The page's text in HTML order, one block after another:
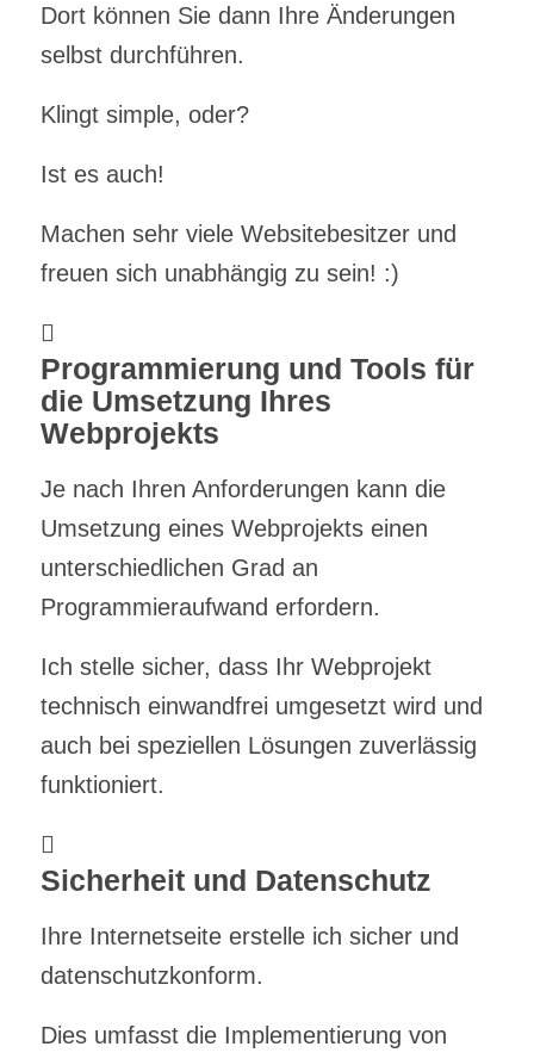
Dort können Sie dann Ihre Änderungen
selbst durchführen.
Klingt simple, oder?
Ist es auch!
Machen sehr viele Websitebesitzer und
freuen sich unabhängig zu sein! :)
Programmierung und Tools für
die Umsetzung Ihres
Webprojekts
Je nach Ihren Anforderungen kann die
Umsetzung eines Webprojekts einen
unterschiedlichen Grad an
Programmieraufwand erfordern.
Ich stelle sicher, dass Ihr Webprojekt
technisch einwandfrei umgesetzt wird und
auch bei speziellen Lösungen zuverlässig
funktioniert.
Sicherheit und Datenschutz
Ihre Internetseite erstelle ich sicher und
datenschutzkonform.
Dies umfasst die Implementierung von